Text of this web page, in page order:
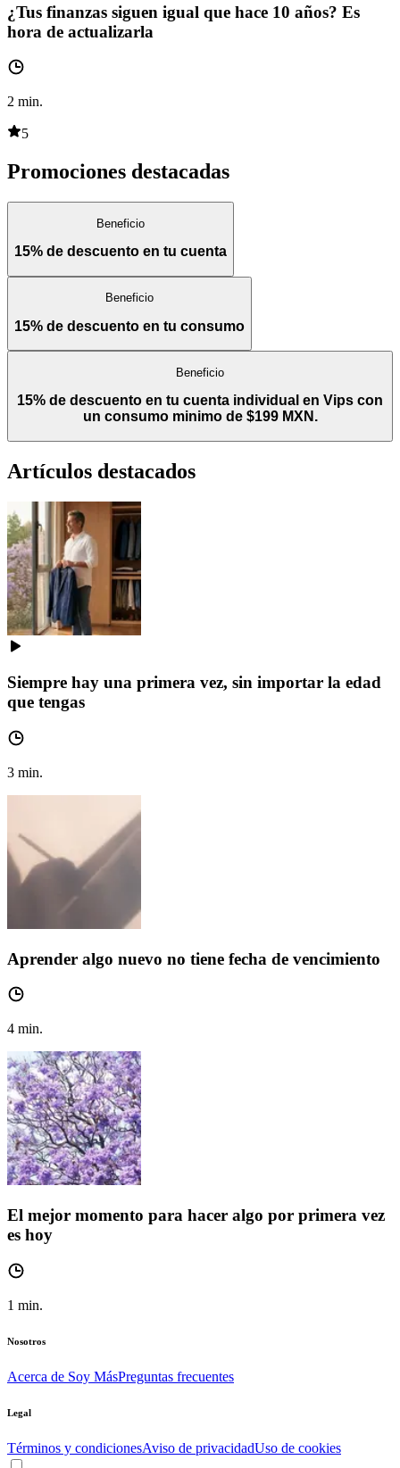
¿Tus finanzas siguen igual que hace 10 años? Es
hora de actualizarla
2 min.
5
Promociones destacadas
Beneficio
15% de descuento en tu cuenta
Beneficio
15% de descuento en tu consumo
Beneficio
15% de descuento en tu cuenta individual en Vips con
un consumo minimo de $199 MXN.
Artículos destacados
Siempre hay una primera vez, sin importar la edad
que tengas
3 min.
Aprender algo nuevo no tiene fecha de vencimiento
4 min.
El mejor momento para hacer algo por primera vez
es hoy
1 min.
Nosotros
Acerca de Soy MásPreguntas frecuentes
Legal
Términos y condicionesAviso de privacidadUso de cookies